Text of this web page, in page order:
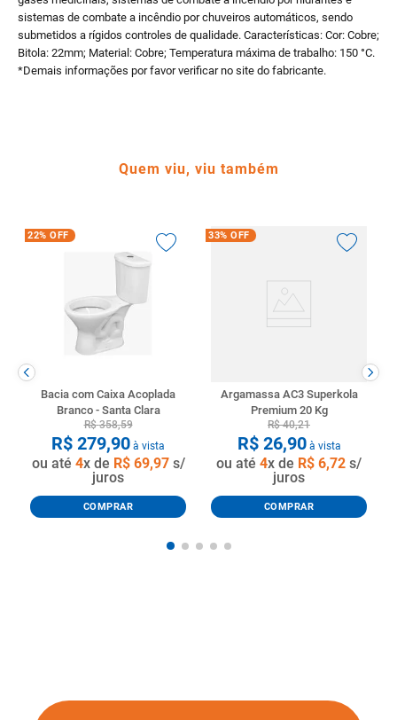
sistemas de combate a incêndio por chuveiros automáticos, sendo
submetidos a rígidos controles de qualidade. Características: Cor: Cobre;
Bitola: 22mm; Material: Cobre; Temperatura máxima de trabalho: 150 °C.
*Demais informações por favor verificar no site do fabricante.
Quem viu, viu também
22% OFF
Bacia com Caixa Acoplada
Branco - Santa Clara
R$ 358,59
R$ 279,90 à vista
ou até 4x de R$ 69,97s/
juros
COMPRAR
33% OFF
Argamassa AC3 Superkola
Premium 20 Kg
R$ 40,21
R$ 26,90à vista
ou até 4x de R$ 6,72 s/
juros
COMPRAR